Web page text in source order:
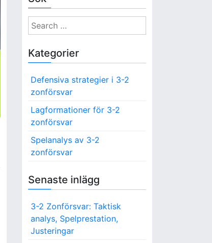
S
e
a
r
h
o
Kategorier
Defensiva strategier i 3-2
zonförsvar
Lagformationer för 3-2
zonförsvar
Spelanalys av 3-2
zonförsvar
Senaste inlägg
3-2 Zonförsvar: Taktisk
analys, Spelprestation,
Justeringar